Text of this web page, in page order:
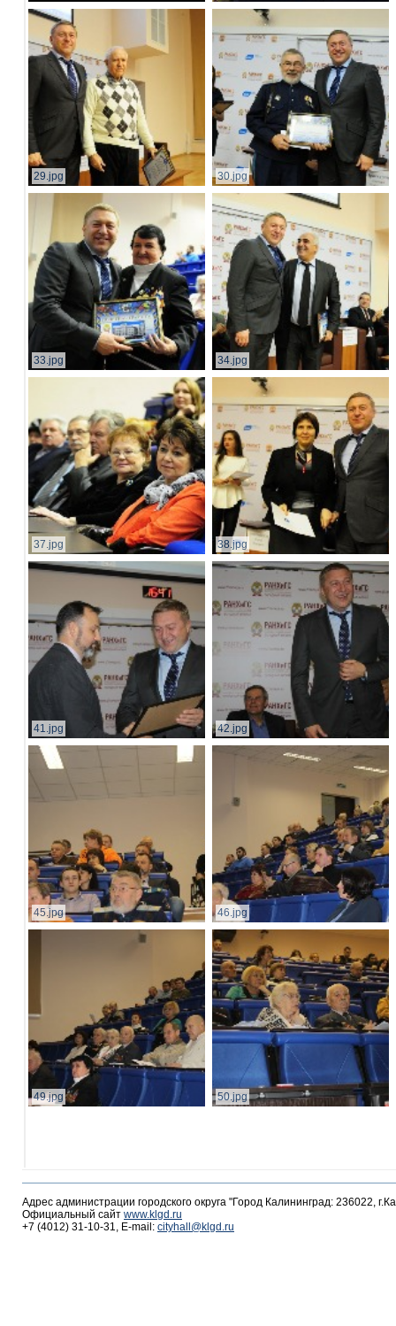
29.jpg 30.jpg
33.jpg 34.jpg
37.jpg 38.jpg
41.jpg 42.jpg
45.jpg 46.jpg
49.jpg 50.jpg
Адрес администрации городского округа "Город Калининград: 236022,
Официальный сайт www.klgd.ru
+7 (4012) 31-10-31, E-mail: cityhall@klgd.ru